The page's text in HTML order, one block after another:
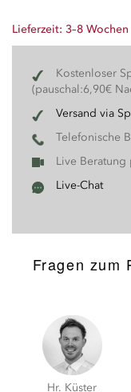
Lieferzeit: 3–8 Wochen
Kostenloser
(pauschal:6,90€
Versand via
Telefonische
Live Beratung
Live-Chat
Fragen zum
Hr. Küster